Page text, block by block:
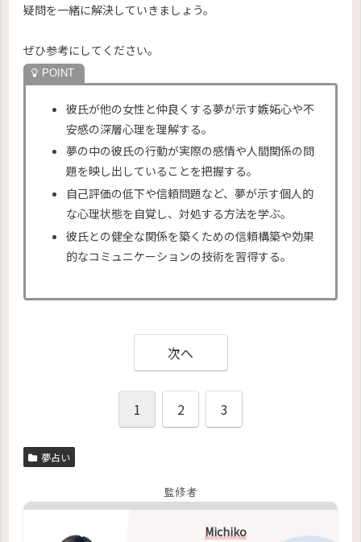
疑問を一緒に解決していきましょう。
ぜひ参考にしてください。
彼氏が他の女性と仲良くする夢が示す嫉妬心や不
安感の深層心理を理解する。
夢の中の彼氏の行動が実際の感情や人間関係の問
題を映し出していることを把握する。
自己評価の低下や信頼問題など、夢が示す個人的
な心理状態を自覚し、対処する方法を学ぶ。
彼氏との健全な関係を築くための信頼構築や効果
的なコミュニケーションの技術を習得する。
次へ
1 2 3
夢占い
監修者
Michiko